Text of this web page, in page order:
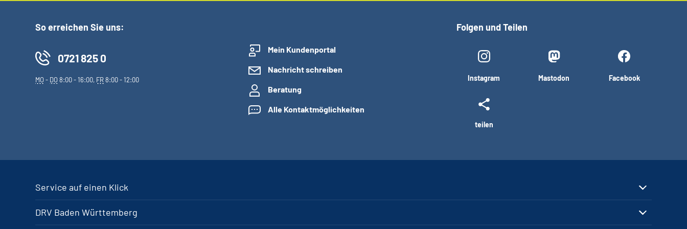
So erreichen Sie uns:
0721 825 0
MO- DO8:00 - 16:00, FR8:00 - 12:00
Mein Kundenportal
Nachricht schreiben
Beratung
Alle Kontaktmöglichkeiten
Folgen und Teilen
Instagram Mastodon Facebook
teilen
Service auf einen Klick
DRV Baden Württemberg